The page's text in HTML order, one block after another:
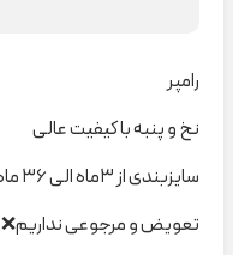
رامپر
نخ و پنبه با کیفیت عالی
سایزبندی از ۳ماه الی ۳۶ ماه
تعویض و مرجوعی نداریم❌